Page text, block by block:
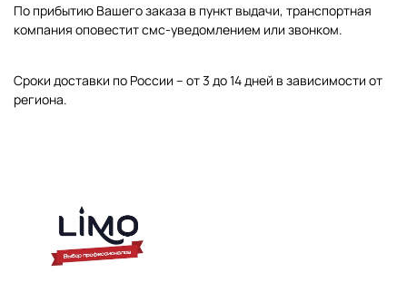
По прибытию Вашего заказа в пункт выдачи, транспортная
компания оповестит смс-уведомлением или звонком.
Сроки доставки по России – от 3 до 14 дней в зависимости от
региона.